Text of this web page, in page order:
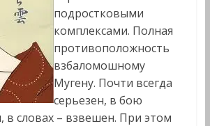
подростковыми
комплексами. Полная
противоположность
взбаломошному
Мугену. Почти всегда
серьезен, в бою
в словах – взвешен. При этом